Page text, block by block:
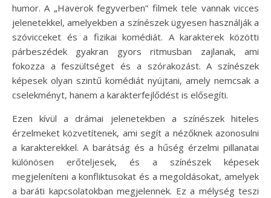
humor. A „Haverok fegyverben” filmek tele vannak vicces
jelenetekkel, amelyekben a színészek ügyesen használják a
szóvicceket és a fizikai komédiát. A karakterek közötti
párbeszédek gyakran gyors ritmusban zajlanak, ami
fokozza a feszültséget és a szórakozást. A színészek
képesek olyan szintű komédiát nyújtani, amely nemcsak a
cselekményt, hanem a karakterfejlődést is elősegíti.
Ezen kívül a drámai jelenetekben a színészek hiteles
érzelmeket közvetítenek, ami segít a nézőknek azonosulni
a karakterekkel. A barátság és a hűség érzelmi pillanatai
különösen erőteljesek, és a színészek képesek
megjeleníteni a konfliktusokat és a megoldásokat, amelyek
a baráti kapcsolatokban megjelennek. Ez a mélység teszi